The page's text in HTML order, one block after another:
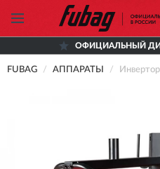
ОФИЦИАЛЬНЫЙ
FUBAG АППАРАТЫ